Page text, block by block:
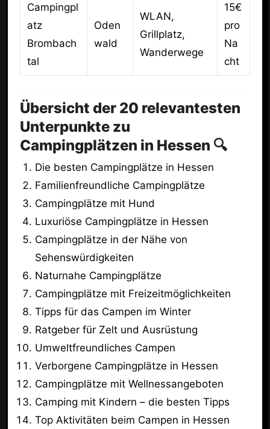
Campingpl
atz
Brombach
tal
Oden
wald
WLAN,
Grillplatz,
Wanderwege
15€
pro
Na
cht
Übersicht der 20 relevantesten
Unterpunkte zu
Campingplätzen in Hessen 🔍
Die besten Campingplätze in Hessen
Familienfreundliche Campingplätze
Campingplätze mit Hund
Luxuriöse Campingplätze in Hessen
Campingplätze in der Nähe von
Sehenswürdigkeiten
Naturnahe Campingplätze
Campingplätze mit Freizeitmöglichkeiten
Tipps für das Campen im Winter
Ratgeber für Zelt und Ausrüstung
Umweltfreundliches Campen
Verborgene Campingplätze in Hessen
Campingplätze mit Wellnessangeboten
Camping mit Kindern – die besten Tipps
Top Aktivitäten beim Campen in Hessen